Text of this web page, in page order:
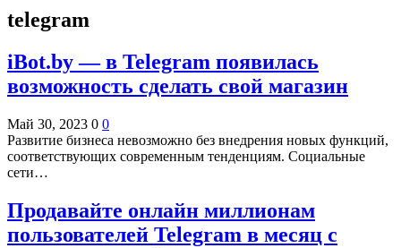
telegram
iBot.by — в Telegram появилась
возможность сделать свой магазин
Май 30, 2023 0 0
Развитие бизнеса невозможно без внедрения новых функций,
соответствующих современным тенденциям. Социальные
сети…
Продавайте онлайн миллионам
пользователей Telegram в месяц с